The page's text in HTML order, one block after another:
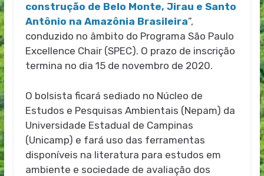
construção de Belo Monte, Jirau e Santo
Antônio na Amazônia Brasileira”,
conduzido no âmbito do Programa São Paulo
Excellence Chair (SPEC). O prazo de inscrição
termina no dia 15 de novembro de 2020.
O bolsista ficará sediado no Núcleo de
Estudos e Pesquisas Ambientais (Nepam) da
Universidade Estadual de Campinas
(Unicamp) e fará uso das ferramentas
disponíveis na literatura para estudos em
ambiente e sociedade de avaliação dos